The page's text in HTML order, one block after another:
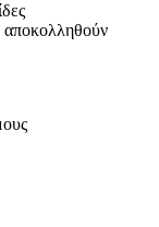
αποκολληθούν